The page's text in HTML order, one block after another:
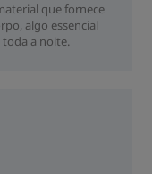
que fornece
algo essencial
a noite.